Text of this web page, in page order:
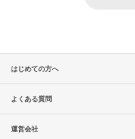
はじめての方へ
よくある質問
運営会社